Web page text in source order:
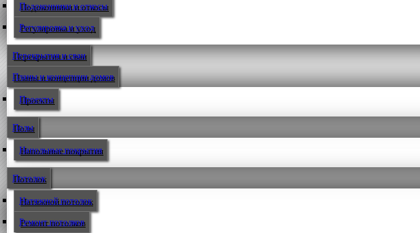
Подоконники и откосы
Регулировка и уход
Перекрытия и сваи
Планы и концепции домов
Проекты
Полы
Напольные покрытия
Потолок
Натяжной потолок
Ремонт потолков